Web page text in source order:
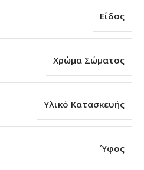
Είδος
Χρώμα Σώματος
Υλικό Κατασκευής
Ύφος